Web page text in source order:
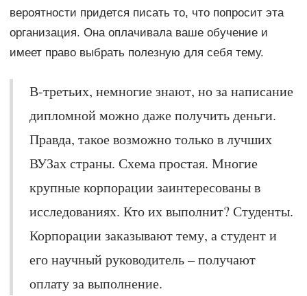
вероятности придется писать то, что попросит эта
организация. Она оплачивала ваше обучение и
имеет право выбрать полезную для себя тему.
В-третьих, немногие знают, но за написание
дипломной можно даже получить деньги.
Правда, такое возможно только в лучших
ВУЗах страны. Схема простая. Многие
крупные корпорации заинтересованы в
исследованиях. Кто их выполнит? Студенты.
Корпорации заказывают тему, а студент и
его научный руководитель – получают
оплату за выполнение.